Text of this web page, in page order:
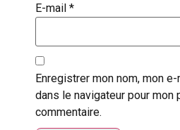
E-mail *
Enregistrer mon nom, mon
dans le navigateur pour mon
commentaire.